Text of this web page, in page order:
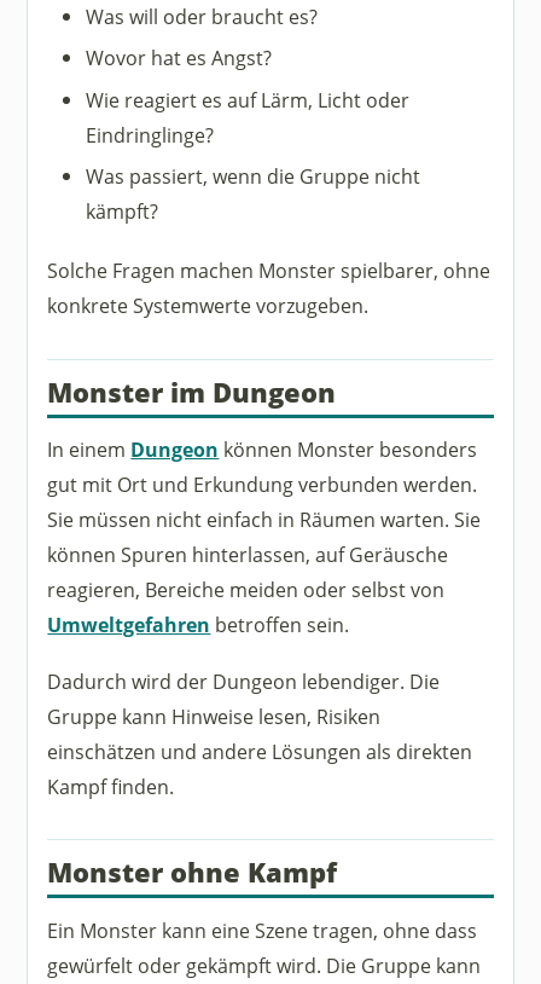
Was will oder braucht es?
Wovor hat es Angst?
Wie reagiert es auf Lärm, Licht oder
Eindringlinge?
Was passiert, wenn die Gruppe nicht
kämpft?
Solche Fragen machen Monster spielbarer, ohne
konkrete Systemwerte vorzugeben.
Monster im Dungeon
In einem Dungeon können Monster besonders
gut mit Ort und Erkundung verbunden werden.
Sie müssen nicht einfach in Räumen warten. Sie
können Spuren hinterlassen, auf Geräusche
reagieren, Bereiche meiden oder selbst von
Umweltgefahren betroffen sein.
Dadurch wird der Dungeon lebendiger. Die
Gruppe kann Hinweise lesen, Risiken
einschätzen und andere Lösungen als direkten
Kampf finden.
Monster ohne Kampf
Ein Monster kann eine Szene tragen, ohne dass
gewürfelt oder gekämpft wird. Die Gruppe kann